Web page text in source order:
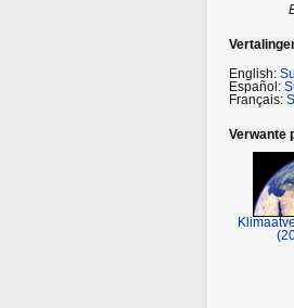
English:
Español:
Français:
Verwante